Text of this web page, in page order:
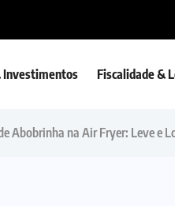
Investimentos Fiscalidade &
Abobrinha na Air Fryer: Leve e